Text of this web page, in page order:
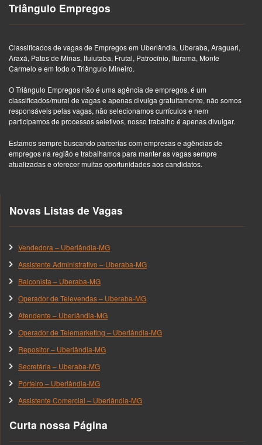
Triângulo Empregos
Classificados de vagas de Empregos em Uberlândia, Uberaba, Araguari,
Araxá, Patos de Minas, Ituiutaba, Frutal, Patrocínio, Iturama, Monte
Carmelo e em todo o Triângulo Mineiro.
O Triângulo Empregos não é uma agência de empregos, é um
classificados/mural de vagas e apenas divulga gratuitamente, não somos
responsáveis pelas vagas, não selecionamos currículos e nem
participamos de processos seletivos, nosso trabalho é apenas divulgar.
Estamos sempre buscando parcerias com empresas e agências de
empregos na região e trabalhamos para manter as vagas sempre
atualizadas e oferecer muitas oportunidades aos candidatos.
Novas Listas de Vagas
Vendedora – Uberlândia-MG
Assistente Administrativo – Uberaba-MG
Balconista – Uberaba-MG
Operador de Televendas – Uberaba-MG
Atendente – Uberlândia-MG
Operador de Telemarketing – Uberlândia-MG
Repositor – Uberlândia-MG
Secretária – Uberaba-MG
Porteiro – Uberlândia-MG
Assistente Comercial – Uberlândia-MG
Curta nossa Página